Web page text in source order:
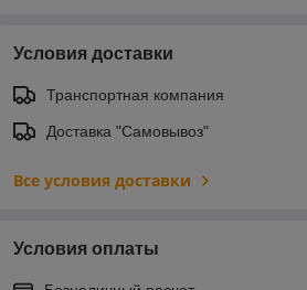
Условия доставки
Транспортная компания
Доставка "Самовывоз"
Все условия доставки
Условия оплаты